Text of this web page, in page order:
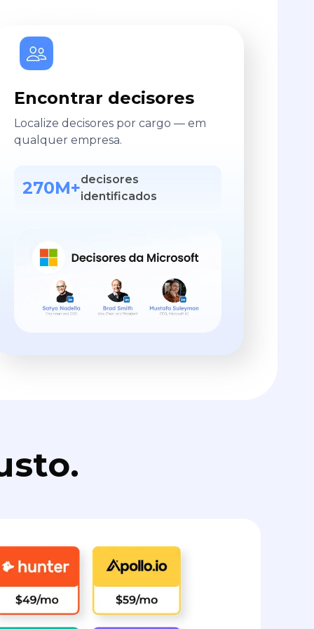
Encontrar decisores
Localize decisores por cargo — em
qualquer empresa.
270M+decisores
identificados